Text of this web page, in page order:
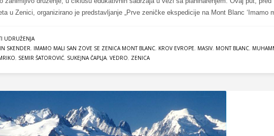
u Zenici, organizirano je predstavljanje „Prve zeničke ekspedicije na Mont Blanc ‘Imamo
UDRUŽENJA
SKENDER, IMAMO MALI SAN ZOVE SE ZENICA MONT BLANC, KROV EVROPE, MASIV, MONT BLANC,
, SEMIR ŠATOROVIĆ, SUKEJNA ČAPLJA, VEDRO, ZENICA